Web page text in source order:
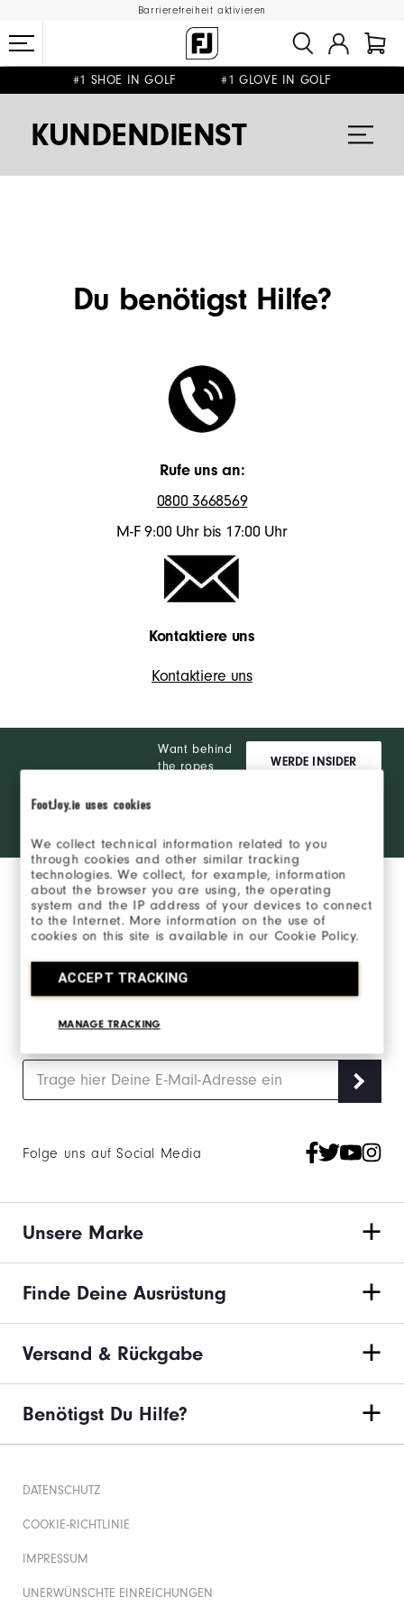
FootJoy.ie uses cookies
We collect technical information related to you
through cookies and other similar tracking
technologies. We collect, for example, information
about the browser you are using, the operating
system and the IP address of your devices to connect
to the Internet. More information on the use of
cookies on this site is available in our Cookie Policy.
ACCEPT TRACKING
MANAGE TRACKING
Barrierefreiheit aktivieren
#1 SHOE IN GOLF #1 GLOVE IN GOLF
KUNDENDIENST
Du benötigst Hilfe?
Rufe uns an:
0800 3668569
M-F 9:00 Uhr bis 17:00 Uhr
Kontaktiere uns
Kontaktiere uns
Want behind
the ropes
WERDE INSIDER
Melde Dich für unseren FootJoy Newsletter an
und bleibe auf dem Laufenden.
Melde Dich an, um den FJ Newsletter zu erhalten und stimme
Folge uns auf Social Media
Unsere Marke
Finde Deine Ausrüstung
Versand & Rückgabe
Benötigst Du Hilfe?
DATENSCHUTZ
COOKIE-RICHTLINIE
IMPRESSUM
UNERWÜNSCHTE EINREICHUNGEN